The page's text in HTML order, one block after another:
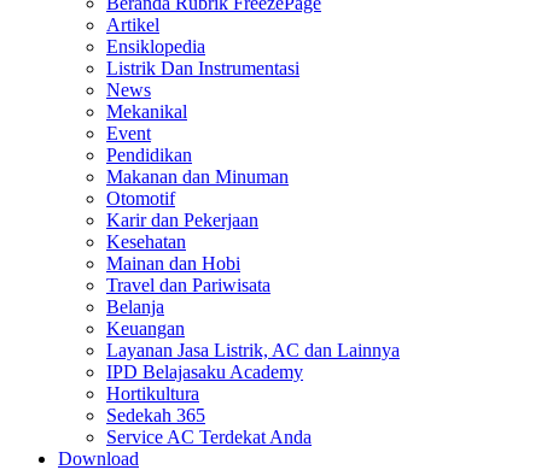
Artikel
Ensiklopedia
Listrik Dan Instrumentasi
News
Mekanikal
Event
Pendidikan
Makanan dan Minuman
Otomotif
Karir dan Pekerjaan
Kesehatan
Mainan dan Hobi
Travel dan Pariwisata
Belanja
Keuangan
Layanan Jasa Listrik, AC dan Lainnya
IPD Belajasaku Academy
Hortikultura
Sedekah 365
Service AC Terdekat Anda
Download